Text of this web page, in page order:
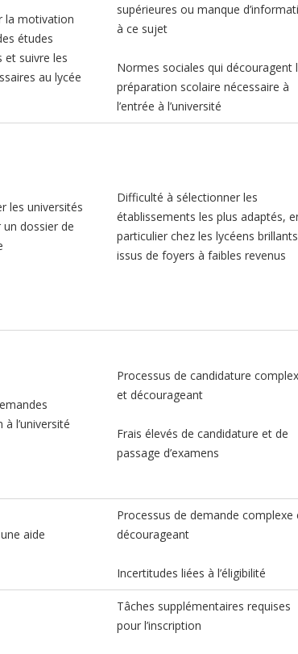
la motivation
études
et suivre les
au lycée
supérieures ou manque
à ce sujet
Normes sociales qui découragent
préparation scolaire nécessaire à
l’entrée à l’université
les universités
dossier de
Difficulté à sélectionner les
établissements les plus adaptés,
particulier chez les lycéens brillants
issus de foyers à faibles revenus
à l’université
Processus de candidature
et décourageant
Frais élevés de candidature et de
passage d’examens
aide
Processus de demande complexe
décourageant
Incertitudes liées à l’éligibilité
Tâches supplémentaires requises
pour l’inscription